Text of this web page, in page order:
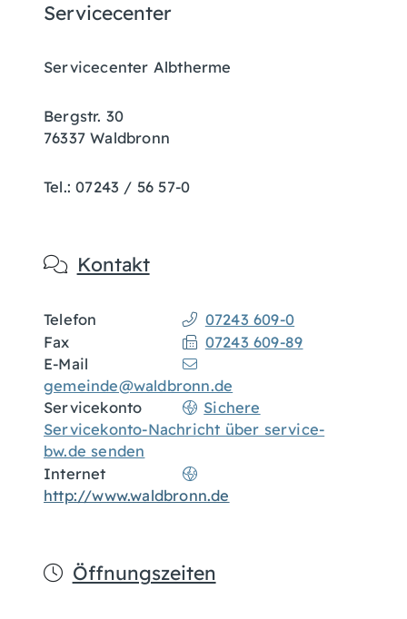
Servicecenter
Servicecenter Albtherme
Bergstr. 30
76337 Waldbronn
Tel.: 07243 / 56 57-0
Kontakt
Telefon
07243 609-0
Fax
07243 609-89
E-Mail
gemeinde@waldbronn.de
Servicekonto
Sichere
Servicekonto-Nachricht über service-
bw.de senden
Internet
http://www.waldbronn.de
Öffnungszeiten